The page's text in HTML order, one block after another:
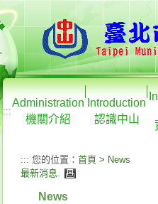
:::
Administration
機關介紹
Introduction
認識中山
::: 您的位置： 首頁 > News
最新消息.
News